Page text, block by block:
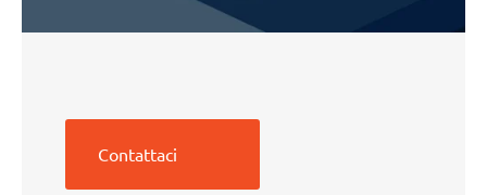
Contattaci